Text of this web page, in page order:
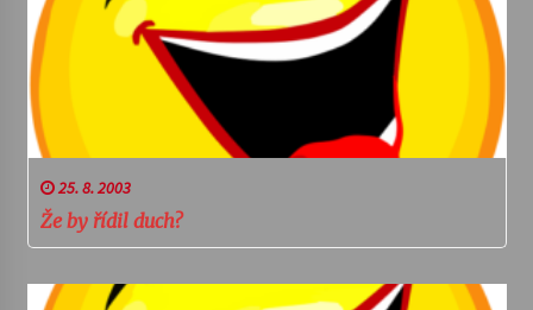
25. 8. 2003
Že by řídil duch?